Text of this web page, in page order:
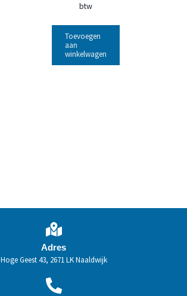
btw
Toevoegen
aan
winkelwagen
Adres
Hoge Geest 43, 2671 LK Naaldwijk